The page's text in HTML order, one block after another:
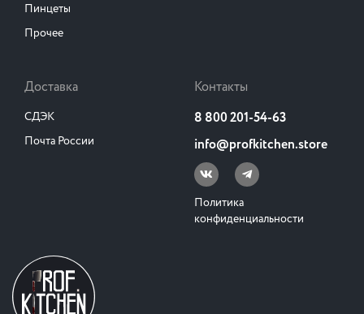
Пинцеты
Прочее
Доставка
СДЭК
Почта России
Контакты
8 800 201-54-63
info@profkitchen.store
Политика
конфиденциальности